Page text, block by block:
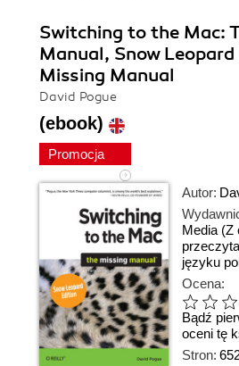
Switching to the Mac:
Manual, Snow
Missing Manual
David Pogue
(ebook)
Promocja
Autor:
Media (Z
języku
Ocena:
Bądź
oceni tę
Stron: